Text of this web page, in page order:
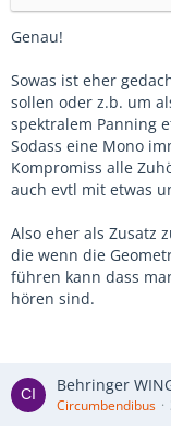
Genau!
Sowas ist eher
sollen oder z.b. um
spektralem Panning
Sodass eine Mono
Kompromiss alle
auch evtl mit etwas
Also eher als Zusatz
die wenn die
führen kann dass
hören sind.
Behringer
Circumbendibus